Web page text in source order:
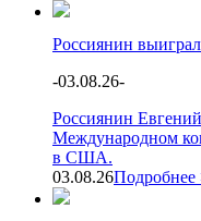
Россиянин
-03.08.26-
Россиянин
Международном
в США.
03.08.26Подробнее